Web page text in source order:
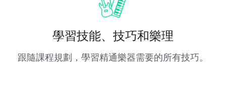
學習技能、技巧和樂理
跟隨課程規劃，學習精通樂器需要的所有技巧。